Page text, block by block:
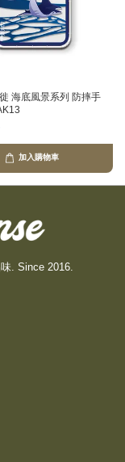
海底風景系列 防摔手
加入購物車
. Since 2016.